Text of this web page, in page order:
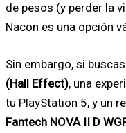
de pesos (y perder la
Nacon es una opción
Sin embargo, si
(Hall Effect), una
tu PlayStation 5, y un
Fantech NOVA II D